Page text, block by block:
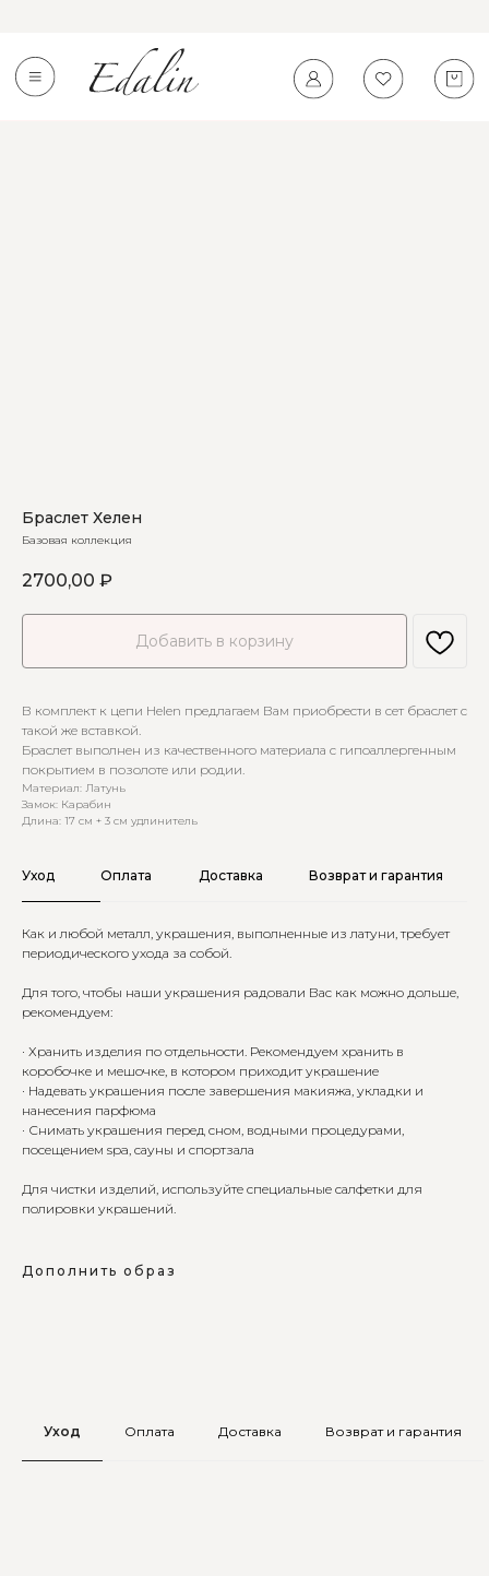
Вернуться
←
Браслет Хелен
Базовая коллекция
2700,00 ₽
Добавить в корзину
В комплект к цепи Helen предлагаем Вам приобрести в сет браслет с
такой же вставкой.
Браслет выполнен из качественного материала с гипоаллергенным
покрытием в позолоте или родии.
Материал: Латунь
Замок: Карабин
Длина: 17 см + 3 см удлинитель
Уход Оплата Доставка Возврат и гарантия
Как и любой металл, украшения, выполненные из латуни, требует
периодического ухода за собой.
Для того, чтобы наши украшения радовали Вас как можно дольше,
рекомендуем:
· Хранить изделия по отдельности. Рекомендуем хранить в
коробочке и мешочке, в котором приходит украшение
· Надевать украшения после завершения макияжа, укладки и
нанесения парфюма
· Снимать украшения перед сном, водными процедурами,
посещением spa, сауны и спортзала
Для чистки изделий, используйте специальные салфетки для
полировки украшений.
Дополнить образ
Уход Оплата Доставка Возврат и гарантия